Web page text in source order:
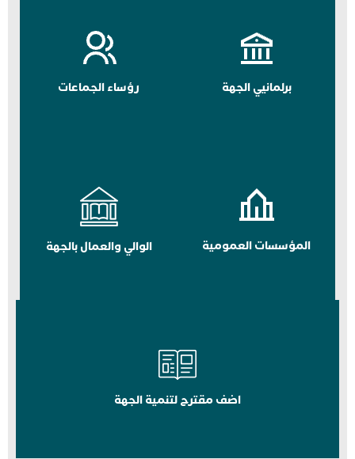
برلمانيي الجهة رؤساء الجماعات
المؤسسات العمومية الوالي والعمال بالجهة
اضف مقترح لتنمية الجهة